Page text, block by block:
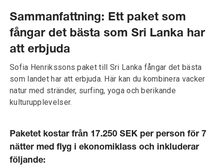
Sammanfattning: Ett paket som
fångar det bästa som Sri Lanka har
att erbjuda
Sofia Henrikssons paket till Sri Lanka fångar det bästa
som landet har att erbjuda. Här kan du kombinera vacker
natur med stränder, surfing, yoga och berikande
kulturupplevelser.
Paketet kostar från 17.250 SEK per person för 7
nätter med flyg i ekonomiklass och inkluderar
följande: